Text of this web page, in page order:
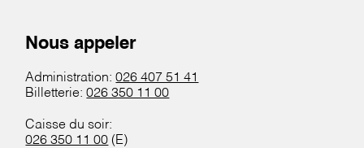
Nous appeler
Administration:026 407 51 41
Billetterie:026 350 11 00
Caisse du soir:
026 350 11 00 (E)